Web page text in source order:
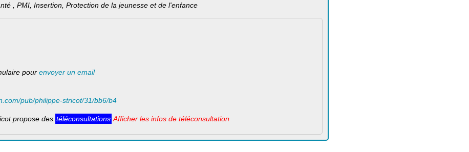
, PMI, Insertion, Protection de la jeunesse et de l'enfance
pourenvoyer un email
pub/philippe-stricot/31/bb6/b4
propose des téléconsultations Afficher les infos de téléconsultation